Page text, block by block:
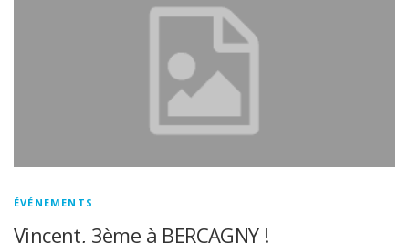
ÉVÉNEMENTS
Vincent, 3ème à BERCAGNY !